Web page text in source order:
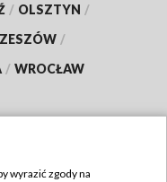
/ OLSZTYN /
/
/ WROCŁAW
wyrazić zgody na